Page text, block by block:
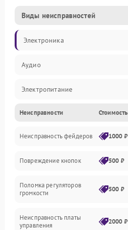
Виды неисправностей
Электроника
Аудио
Электропитание
Управление
Интерфейсы
Механические повреждения
Механика
Неисправности Стоимость
Неисправность фейдеров 1000 ₽
Повреждение кнопок 500 ₽
Поломка регуляторов
громкости
500 ₽
Неисправность платы
управления
2000 ₽